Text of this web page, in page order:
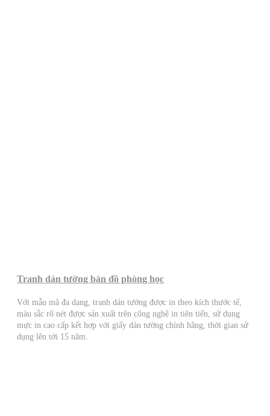
Tranh dán tường bản đồ phòng học
Với mẫu mã đa dạng, tranh dán tường được in theo kích thước tế,
màu sắc rõ nét được sản xuất trên công nghệ in tiên tiến, sử dụng
mực in cao cấp kết hợp với giấy dán tường chính hãng, thời gian sử
dụng lên tới 15 năm.